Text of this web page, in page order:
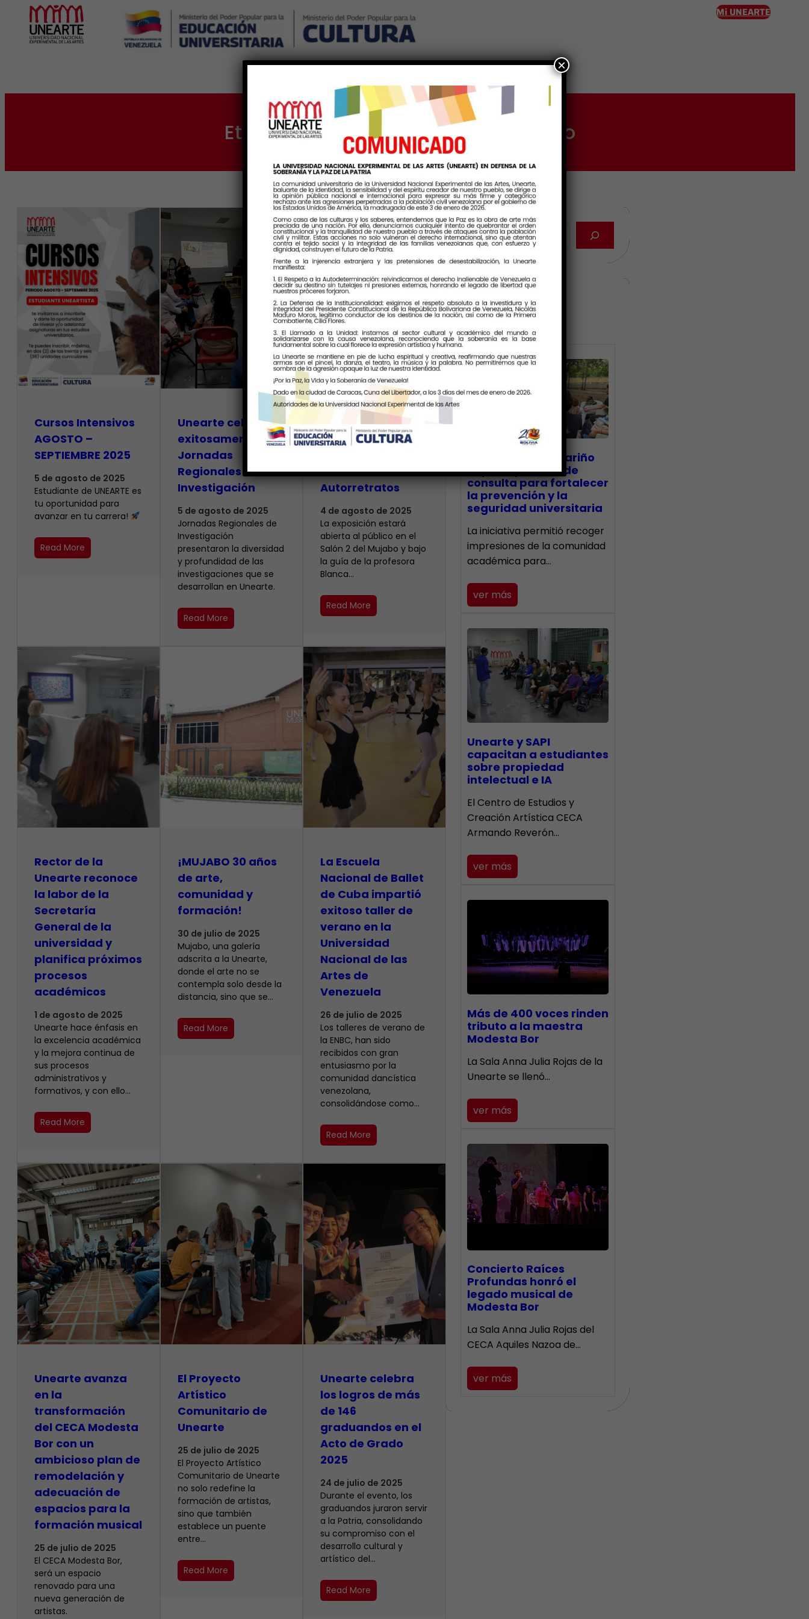
Mi UNEARTE
Ingreso
Etiqueta:SistemaNacionalDeIngreso
Cursos Intensivos
AGOSTO –
SEPTIEMBRE 2025
5 de agosto de 2025
Estudiante de UNEARTE es
tu oportunidad para
avanzar en tu carrera!
Read More
Unearte celebró
exitosamente sus
Jornadas
Regionales de
Investigación
5 de agosto de 2025
Jornadas Regionales de
Investigación
presentaron la diversidad
y profundidad de las
investigaciones que se
desarrollan en Unearte.
Read More
Estudiantes de la
Unearte
muestra de
Autorretratos
4 de agosto de 2025
La exposición estará
abierta al público en el
Salón 2 del Mujabo y bajo
la guía de la profesora
Blanca…
Read More
Rector de la
Unearte reconoce
la labor de la
Secretaría
General de la
universidad y
planifica próximos
procesos
académicos
1 de agosto de 2025
Unearte hace énfasis en
la excelencia académica
y la mejora continua de
sus procesos
administrativos y
formativos, y con ello…
Read More
¡MUJABO 30 años
de arte,
comunidad y
formación!
30 de julio de 2025
Mujabo, una galería
adscrita a la Unearte,
donde el arte no se
contempla solo desde la
distancia, sino que se…
Read More
La Escuela
Nacional de Ballet
de Cuba impartió
exitoso taller de
verano en la
Universidad
Nacional de las
Artes de
Venezuela
26 de julio de 2025
Los talleres de verano de
la ENBC, han sido
recibidos con gran
entusiasmo por la
comunidad dancística
venezolana,
consolidándose como…
Read More
Unearte avanza
en la
transformación
del CECA Modesta
Bor con un
ambicioso plan de
remodelación y
adecuación de
espacios para la
formación musical
25 de julio de 2025
El CECA Modesta Bor,
será un espacio
renovado para una
nueva generación de
artistas.
El Proyecto
Artístico
Comunitario de
Unearte
25 de julio de 2025
El Proyecto Artístico
Comunitario de Unearte
no solo redefine la
formación de artistas,
sino que también
establece un puente
entre…
Read More
Unearte celebra
los logros de más
de 146
graduandos en el
Acto de Grado
2025
24 de julio de 2025
Durante el evento, los
graduandos juraron servir
a la Patria, consolidando
su compromiso con el
desarrollo cultural y
artístico del…
Read More
Últimas Noticias
CECA Santiago Mariño
impulsó jornada de
consulta para fortalecer
la prevención y la
seguridad universitaria
La iniciativa permitió recoger
impresiones de la comunidad
académica para…
ver más
Unearte y SAPI
capacitan a estudiantes
sobre propiedad
intelectual e IA
El Centro de Estudios y
Creación Artística CECA
Armando Reverón…
ver más
Más de 400 voces rinden
tributo a la maestra
Modesta Bor
​La Sala Anna Julia Rojas de la
Unearte se llenó…
ver más
​Concierto Raíces
Profundas honró el
legado musical de
Modesta Bor
La Sala Anna Julia Rojas del
CECA Aquiles Nazoa de…
ver más
×